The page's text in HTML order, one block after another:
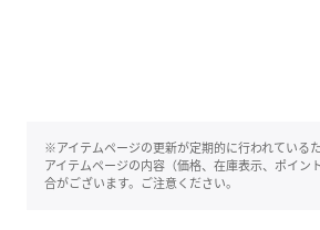
※アイテムページの更新が定期的に行われている
アイテムページの内容（価格、在庫表示、ポイン
合がございます。ご注意ください。